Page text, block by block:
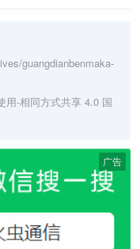
guangdianbenmaka-
用-相同方式共享 4.0 国
广告